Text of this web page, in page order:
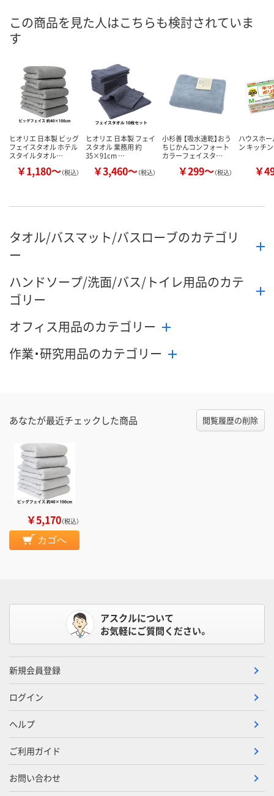
8月8日（土）
した
カゴへ
この商品を見た人はこちらも検討されていま
す
ヒオリエ 日本製 ビッグ
フェイスタオル ホテル
スタイルタオル…
￥1,180～（税込）
ヒオリエ 日本製 フェイ
スタオル 業務用 約
35×91cm …
￥3,460～（税込）
小杉善 【吸水速乾】おう
ちじかんコンフォート
カラーフェイスタ…
￥299～（税込）
ハウスホ
ン キッチ
￥
タオル/バスマット/バスローブのカテゴリ
ー
ハンドソープ/洗面/バス/トイレ用品のカテ
ゴリー
オフィス用品のカテゴリー
作業・研究用品のカテゴリー
あなたが最近チェックした商品 閲覧履歴の削除
￥5,170（税込）
カゴへ
アスクルについて
お気軽にご質問ください。
新規会員登録
ログイン
ヘルプ
ご利用ガイド
お問い合わせ